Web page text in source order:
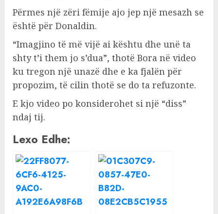
Përmes një zëri fëmije ajo jep një mesazh se
është për Donaldin.
“Imagjino të më vijë ai kështu dhe unë ta
shty t’i them jo s’dua”, thotë Bora në video
ku tregon një unazë dhe e ka fjalën për
propozim, të cilin thotë se do ta refuzonte.
E kjo video po konsiderohet si një “diss”
ndaj tij.
Lexo Edhe: